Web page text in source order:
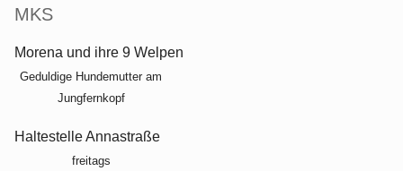
MKS
Morena und ihre 9 Welpen
Geduldige Hundemutter am
Jungfernkopf
Haltestelle Annastraße
freitags